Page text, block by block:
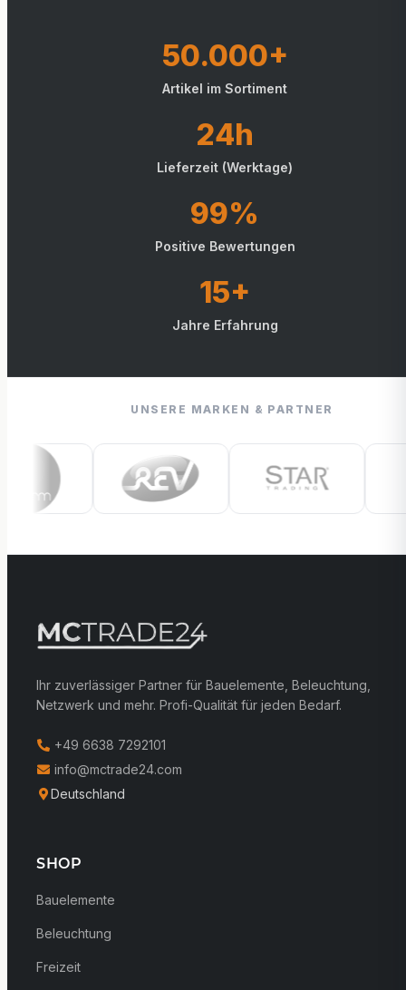
50.000+
Artikel im Sortiment
24h
Lieferzeit (Werktage)
99%
Positive Bewertungen
15+
Jahre Erfahrung
UNSERE MARKEN & PARTNER
Ihr zuverlässiger Partner für Bauelemente, Beleuchtung,
Netzwerk und mehr. Profi-Qualität für jeden Bedarf.
+49 6638 7292101
info@mctrade24.com
Deutschland
SHOP
Bauelemente
Beleuchtung
Freizeit